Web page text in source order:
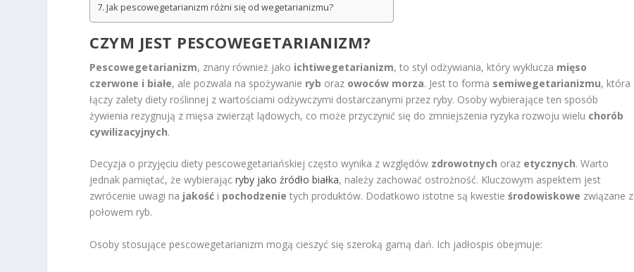
Jak pescowegetarianizm różni się od wegetarianizmu?
CZYM JEST PESCOWEGETARIANIZM?
Pescowegetarianizm, znany również jako ichtiwegetarianizm, to styl odżywiania, który wyklucza mięso
czerwone i białe, ale pozwala na spożywanie ryb oraz owoców morza. Jest to forma semiwegetarianizmu, która
łączy zalety diety roślinnej z wartościami odżywczymi dostarczanymi przez ryby. Osoby wybierające ten sposób
żywienia rezygnują z mięsa zwierząt lądowych, co może przyczynić się do zmniejszenia ryzyka rozwoju wielu chorób
cywilizacyjnych.
Decyzja o przyjęciu diety pescowegetariańskiej często wynika z względów zdrowotnych oraz etycznych. Warto
jednak pamiętać, że wybierającryby jako źródło białka, należy zachować ostrożność. Kluczowym aspektem jest
zwrócenie uwagi na jakość i pochodzenie tych produktów. Dodatkowo istotne są kwestieśrodowiskowe związane z
połowem ryb.
Osoby stosujące pescowegetarianizm mogą cieszyć się szeroką gamą dań. Ich jadłospis obejmuje: